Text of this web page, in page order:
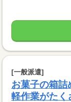
[一般派遣]
お菓子の箱詰
軽作業がたく